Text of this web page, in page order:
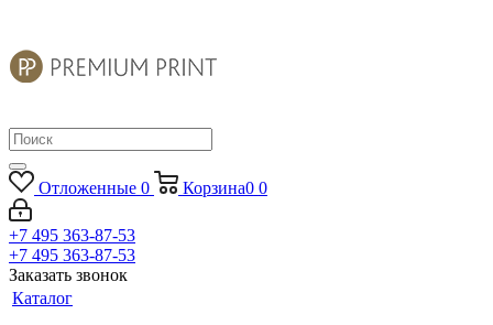
Отложенные 0 Корзина0 0
+7 495 363-87-53
+7 495 363-87-53
Заказать звонок
Каталог